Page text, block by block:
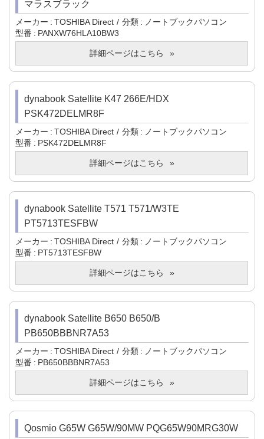
マラスブラック
メーカー TOSHIBA Direct 分類
ノートブックパソコン
型番
PANXW76HLA10BW3
詳細ページはこちら
dynabook Satellite K47 266E/HDX
PSK472DELMR8F
メーカー TOSHIBA Direct 分類
ノートブックパソコン
型番
PSK472DELMR8F
詳細ページはこちら
dynabook Satellite T571 T571/W3TE
PT5713TESFBW
メーカー TOSHIBA Direct 分類
ノートブックパソコン
型番
PT5713TESFBW
詳細ページはこちら
dynabook Satellite B650 B650/B
PB650BBBNR7A53
メーカー TOSHIBA Direct 分類
ノートブックパソコン
型番
PB650BBBNR7A53
詳細ページはこちら
Qosmio G65W G65W/90MW PQG65W90MRG30W